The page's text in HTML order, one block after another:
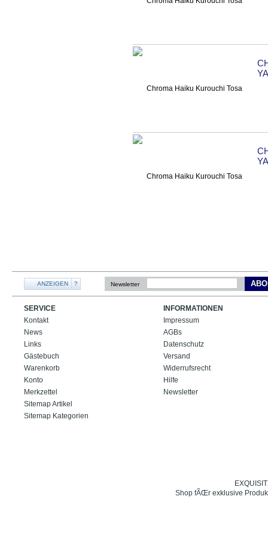
ANZEIGEN ? Newsletter
SERVICE
Kontakt
News
Links
Gästebuch
Warenkorb
Konto
Merkzettel
Sitemap Artikel
Sitemap Kategorien
INFORMATIONEN
Impressum
AGBs
Datenschutz
Versand
Widerrufsrecht
Hilfe
Newsletter
Shop fÃŒr exklusive